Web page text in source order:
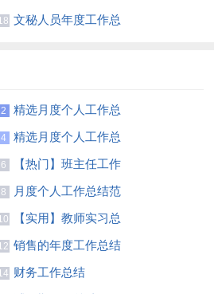
用15篇)
文秘人员年度工作总
2
精选月度个人工作总
锦集6篇
4
精选月度个人工作总
模板集合五篇
6
【热门】班主任工作
结模板汇总7篇
8
月度个人工作总结范
锦集5篇
【实用】教师实习总
集锦9篇
销售的年度工作总结
篇财务工作总结